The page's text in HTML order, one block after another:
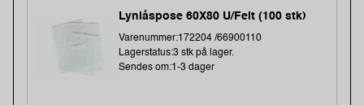
Lynlåspose 60X80 U/Felt (100 stk)
Varenummer:172204 /66900110
Lagerstatus:3 stk på lager.
Sendes om:1-3 dager